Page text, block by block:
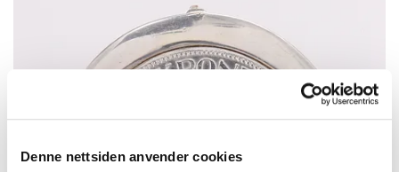
Denne nettsiden anvender cookies